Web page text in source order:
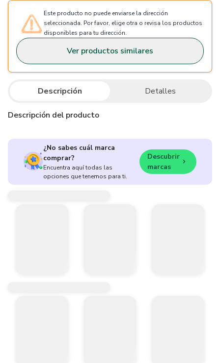
Este producto no puede enviarse la dirección
seleccionada. Por favor, elige otra o revisa los productos
disponibles para tu dirección.
Ver productos similares
Descripción Detalles
Descripción del producto
¿No sabes cuál marca
comprar?
Encuentra aquí todas las
opciones que tenemos para ti.
Descubrir
marcas